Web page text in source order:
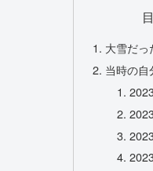
大雪だっ
当時の